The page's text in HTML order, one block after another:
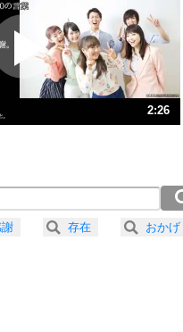
ポジティブになれない原因は、
ポジティブ思考になる30の方法
ストレス対策
人生、なんとかなるもの。
気楽に生きる30の方法
器の大きい人は、怒りを優しさ
プラス思考
2:26
1分13秒）
58秒）
48秒）
存在 おかげ